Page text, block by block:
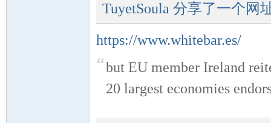
TuyetSoula 分享了一个网
https://www.whitebar.es/
but EU member Ireland
20 largest economies